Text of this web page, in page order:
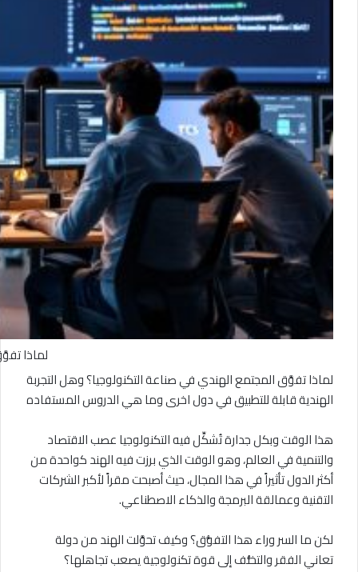
لماذا
لماذا تفوَّق المجتمع الهندي في صناعة التكنولوجيا؟ وهل التجربة
الهندية قابلة للتطبيق في دول اخرى وما هي الدروس المستفاده
هذا الوقت وبكل جدارة تُشكِّل فيه التكنولوجيا عصب الاقتصاد
والتنمية في العالم، وهو الوقت الذي برزت فيه الهند كواحدة من
أكثر الدول تأثيراً في هذا المجال، حيث أصبحت مقراً لأكبر الشركات
التقنية وعمالقة البرمجة والذكاء الاصطناعي.
لكن ما السر وراء هذا التفوُّق؟ وكيف تحوَّلت الهند من دولة
تعاني الفقر والتخلُّف إلى قوة تكنولوجية يصعب تجاهلها؟